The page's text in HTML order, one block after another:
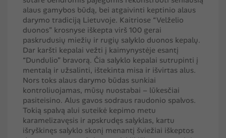
alaus gamybos būdą, bei atgaivinti keptinio alaus
darymo tradiciją Lietuvoje. Kaitriose “Velželio
duonos” krosnyse iškepta virš 100 gerai
paskrudusių miežių ir rugių salyklo duonos kepalų.
Dar karšti kepalai vežti į kaimynystėje esantį
“Dundulio” bravorą. Čia salyklo kepalai sutrupinti į
mentalą ir užsalinti, ištekinta misa ir išvirtas alus.
Nors toks alaus darymo būdas sunkiai
kontroliuojamas, mūsų nuostabai – lūkesčiai
pasiteisino. Alus gavos sodraus raudonio spalvos.
Tokią spalvą alui suteikė kepimo metu
karamelizavęsis ir apskrudęs salyklas, kartu
išryškinęs salyklo skonį menantį šviežiai iškeptos